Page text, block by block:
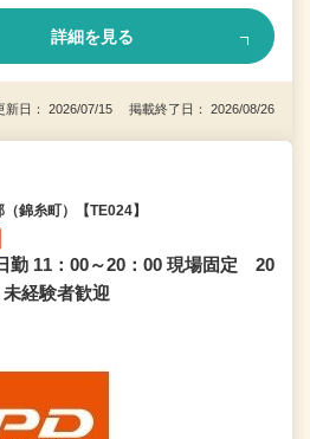
詳細を見る
新日： 2026/07/15 掲載終了日： 2026/08/26
錦糸町）【TE024】
勤 11：00～20：00 現場固定 20
経験者歓迎